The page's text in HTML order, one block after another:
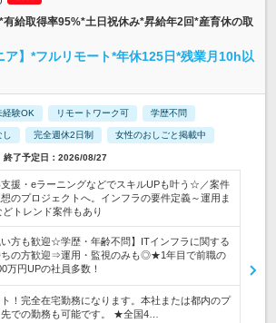
給取得率95%*土日祝休み*昇給年2回*産育休の取
ア】*フルリモート*年休125日*残業月10h以
経験OK リモートワーク可 学歴不問
完全週休2日制 女性のおしごと掲載中
了予定日：2026/08/27
援・eラーニングなどでスキルUPも叶う☆／案件
のプロジェクトへ。インフラの要件定義～運用ま
どトレンド案件もあり
い方も歓迎☆学歴・年齢不問】ITインフラに関する
ちの方歓迎⇒運用・監視のみも◎★1年目で前職の
万円UPの社員多数！
！完全在宅勤務になります。本社または都内のプ
先での勤務も可能です。 ★全国4…